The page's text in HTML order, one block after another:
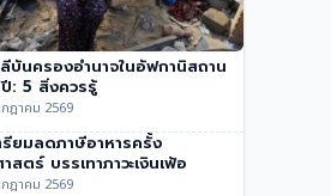
Peace’ บรรลุข้อตกลง
2569
บันครองอำนาจในอัฟกานิสถาน
: 5 สิ่งควรรู้
ฎาคม 2569
ยมลดภาษีอาหารครั้ง
สตร์ บรรเทาภาวะเงินเฟ้อ
ฎาคม 2569